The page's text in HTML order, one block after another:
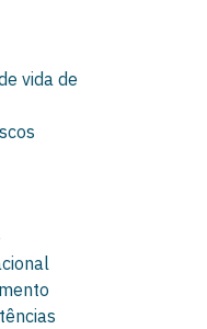
vida de